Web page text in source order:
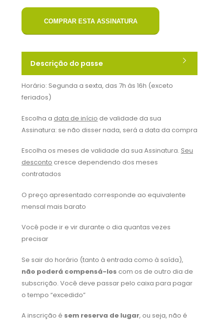
COMPRAR ESTA ASSINATURA
Descrição do passe
Horário: Segunda a sexta, das 7h às 16h (exceto
feriados)
Escolha a data de início de validade da sua
Assinatura: se não disser nada, será a data da compra
Escolha os meses de validade da sua Assinatura. Seu
desconto cresce dependendo dos meses
contratados
O preço apresentado corresponde ao equivalente
mensal mais barato
Você pode ir e vir durante o dia quantas vezes
precisar
Se sair do horário (tanto à entrada como à saída),
não poderá compensá-los com os de outro dia de
subscrição. Você deve passar pelo caixa para pagar
o tempo “excedido”
A inscrição é sem reserva de lugar, ou seja, não é